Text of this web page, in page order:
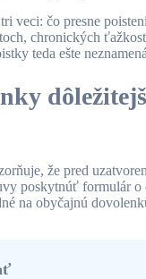
veci: čo presne
chronických
teda ešte
že pred
poskytnúť formulár
na obyčajnú